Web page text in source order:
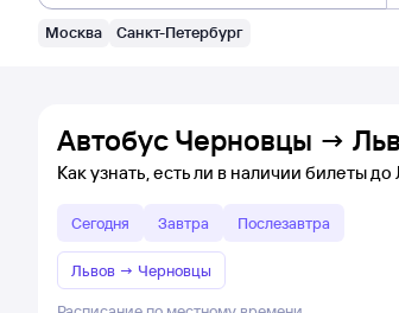
Москва Санкт-Петербург
Автобус Черновцы →
Как узнать, есть ли в наличии билеты до
Сегодня Завтра Послезавтра
Львов → Черновцы